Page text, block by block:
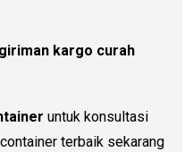
kargo curah
untuk konsultasi
terbaik sekarang